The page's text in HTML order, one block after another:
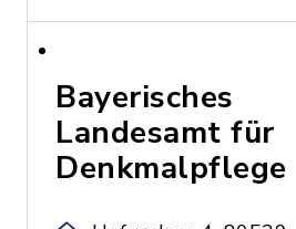
Bayerisches
Landesamt für
Denkmalpflege